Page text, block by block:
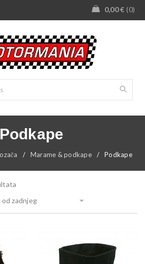
0,00€ 0
Podkape
/ Marame & podkape / Podkape
od zadnjeg